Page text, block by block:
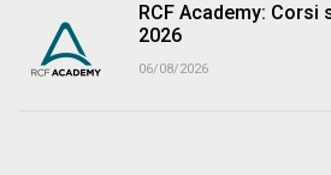
RCF Academy:
2026
06/08/2026